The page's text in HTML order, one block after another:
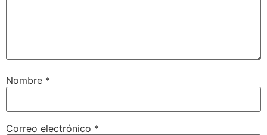
Nombre *
Correo electrónico *